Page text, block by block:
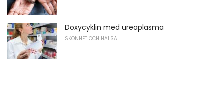
Doxycyklin med ureaplasma
SKÖNHET OCH HÄLSA